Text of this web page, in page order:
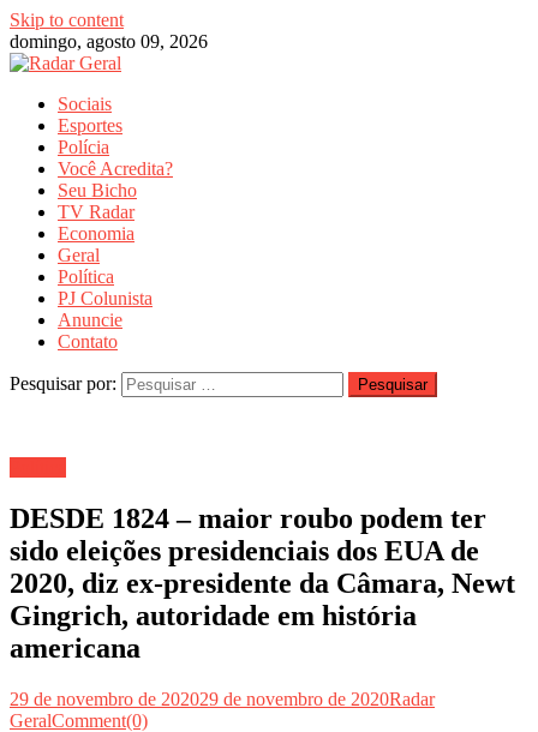
Skip to content
domingo, agosto 09, 2026
Sociais
Esportes
Polícia
Você Acredita?
Seu Bicho
TV Radar
Economia
Geral
Política
PJ Colunista
Anuncie
Contato
Pesquisar por:
DESDE 1824 – maior roubo podem ter
sido eleições presidenciais dos EUA de
2020, diz ex-presidente da Câmara, Newt
Gingrich, autoridade em história
americana
29 de novembro de 202029 de novembro de 2020Radar
GeralComment(0)